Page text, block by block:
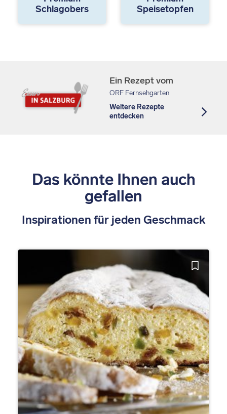
Schlagobers
Speisetopfen
Ein Rezept vom
ORF Fernsehgarten
Weitere Rezepte
entdecken
Das könnte Ihnen auch
gefallen
Inspirationen für jeden Geschmack